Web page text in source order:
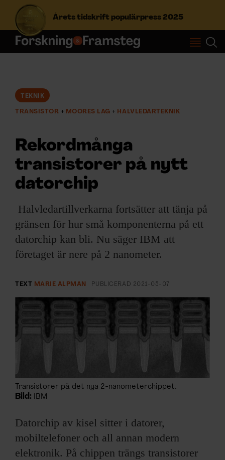
Årets tidskrift populärpress 2025
S
f
:
NYHETSBREV
ARKIV & E-TIDNING
LYSSNA/PODD
EVENEMANG & RESOR
SHOP
KONTAKTA F&F
PRENUMERERA PÅ F&F
ANNONSERA I F&F
OM F&F
TEKNIK
TRANSISTOR MOORES LAG HALVLEDARTEKNIK
Rekordmånga
transistorer på nytt
datorchip
Halvledartillverkarna fortsätter att tänja på
gränsen för hur små komponenterna på ett
datorchip kan bli. Nu säger IBM att
företaget är nere på 2 nanometer.
TEXT MARIE ALPMAN PUBLICERAD 2021-05-07
Transistorer på det nya 2-nanometerchippet.
Bild: IBM
Datorchip av kisel sitter i datorer,
mobiltelefoner och all annan modern
elektronik. På chippen trängs transistorer